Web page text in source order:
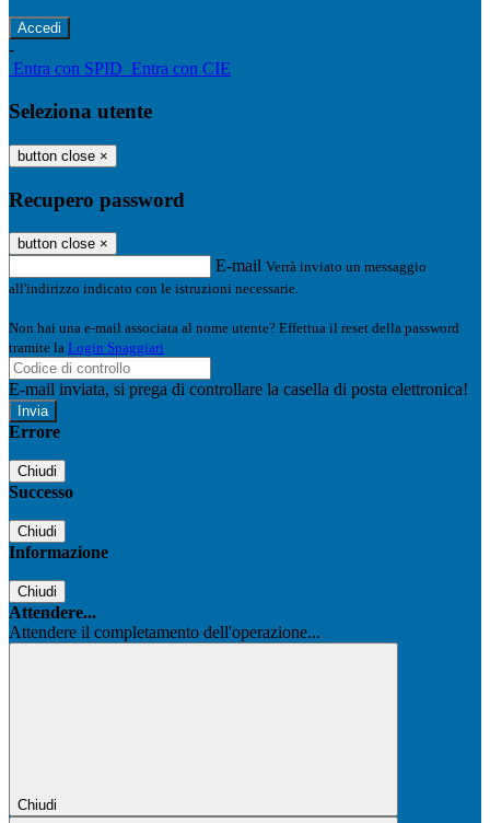
-
Entra con SPID Entra con CIE
Seleziona utente
button close ×
Recupero password
button close ×
E-mail Verrà inviato un messaggio
all'indirizzo indicato con le istruzioni necessarie.
Non hai una e-mail associata al nome utente? Effettua il reset della password
tramite la Login Spaggiari
E-mail inviata, si prega di controllare la casella di posta elettronica!
Errore
Chiudi
Successo
Chiudi
Informazione
Chiudi
Attendere...
Attendere il completamento dell'operazione...
Chiudi